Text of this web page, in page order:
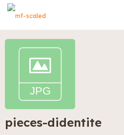
pieces-didentite